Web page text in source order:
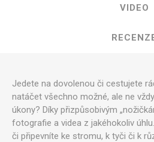
VIDEO
Jedete na dovolenou či cestujete
natáčet všechno možné, ale ne
úkony? Díky přizpůsobivým
fotografie a videa z jakéhokoliv
či připevníte ke stromu, k tyči či k